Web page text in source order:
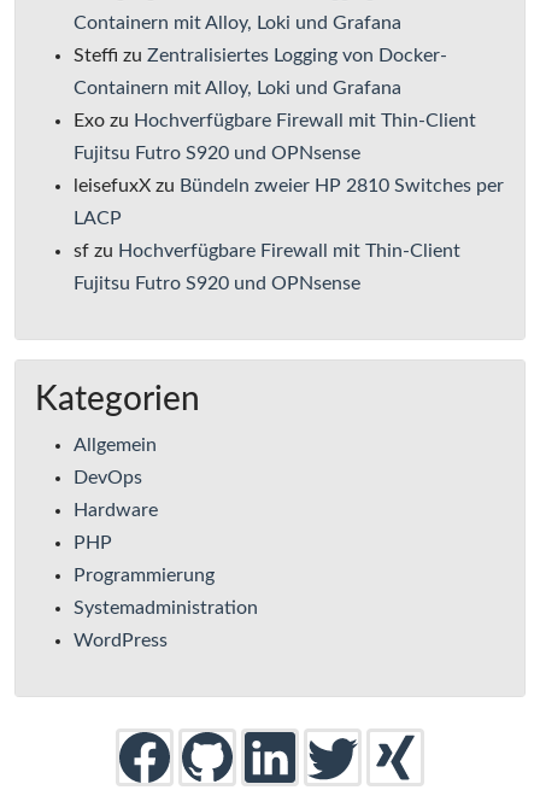
Containern mit Alloy, Loki und Grafana
Steffi zu Zentralisiertes Logging von Docker-
Containern mit Alloy, Loki und Grafana
Exo zu Hochverfügbare Firewall mit Thin-Client
Fujitsu Futro S920 und OPNsense
leisefuxX zu Bündeln zweier HP 2810 Switches per
LACP
sf zu Hochverfügbare Firewall mit Thin-Client
Fujitsu Futro S920 und OPNsense
Kategorien
Allgemein
DevOps
Hardware
PHP
Programmierung
Systemadministration
WordPress